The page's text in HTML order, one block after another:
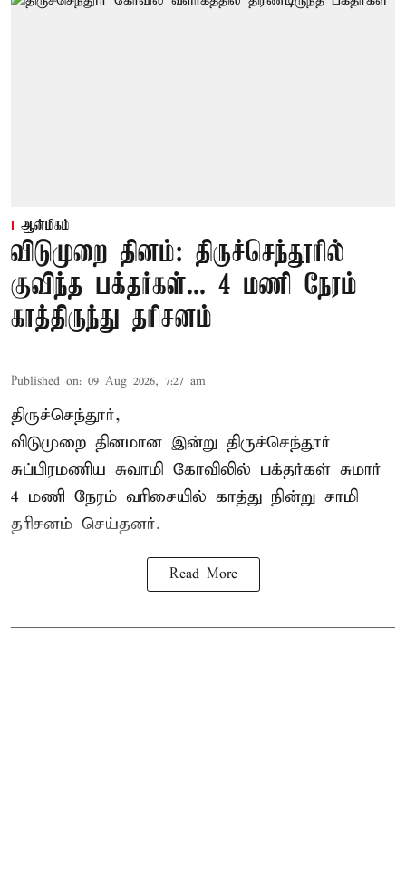
ஆன்மிகம்
விடுமுறை தினம்: திருச்செந்தூரில்
குவிந்த பக்தர்கள்... 4 மணி நேரம்
காத்திருந்து தரிசனம்
Published on: 09 Aug 2026, 7:27 am
திருச்செந்தூர்,
விடுமுறை தினமான இன்று திருச்செந்தூர்
சுப்பிரமணிய சுவாமி கோவிலில் பக்தர்கள் சுமார்
4 மணி நேரம் வரிசையில் காத்து நின்று சாமி
தரிசனம் செய்தனர்.
Read More